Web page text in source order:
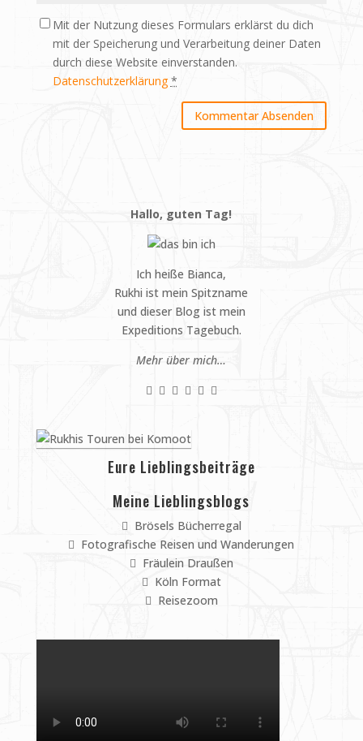
Mit der Nutzung dieses Formulars erklärst du dich
mit der Speicherung und Verarbeitung deiner Daten
durch diese Website einverstanden.
Datenschutzerklärung *
Hallo, guten Tag!
Ich heiße Bianca,
Rukhi ist mein Spitzname
und dieser Blog ist mein
Expeditions Tagebuch.
Mehr über mich…
Eure Lieblingsbeiträge
Meine Lieblingsblogs
Brösels Bücherregal
Fotografische Reisen und Wanderungen
Fräulein Draußen
Köln Format
Reisezoom